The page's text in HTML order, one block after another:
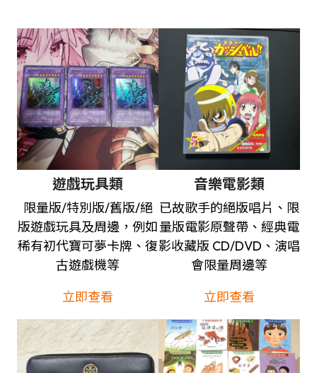
遊戲玩具類
限量版/特別版/舊版/絕
版遊戲玩具及周邊，例如
稀有初代寶可夢卡牌、復
古遊戲機等
立即查看
音樂電影類
已故歌手的絕版唱片、限
量版電影原聲帶、經典電
影收藏版 CD/DVD、演唱
會限量周邊等
立即查看